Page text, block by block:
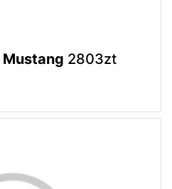
Mustang 2803zt